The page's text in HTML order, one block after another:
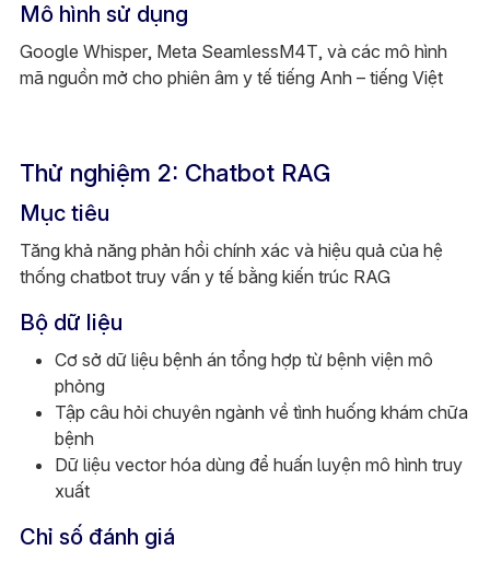
Mô hình sử dụng
Google Whisper, Meta SeamlessM4T, và các mô hình
mã nguồn mở cho phiên âm y tế tiếng Anh – tiếng Việt
Thử nghiệm 2: Chatbot RAG
Mục tiêu
Tăng khả năng phản hồi chính xác và hiệu quả của hệ
thống chatbot truy vấn y tế bằng kiến trúc RAG
Bộ dữ liệu
Cơ sở dữ liệu bệnh án tổng hợp từ bệnh viện mô
phỏng
Tập câu hỏi chuyên ngành về tình huống khám chữa
bệnh
Dữ liệu vector hóa dùng để huấn luyện mô hình truy
xuất
Chỉ số đánh giá